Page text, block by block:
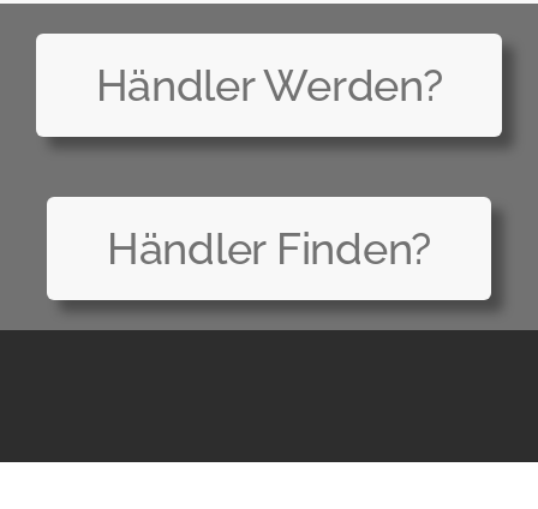
Händler Werden?
Händler Finden?